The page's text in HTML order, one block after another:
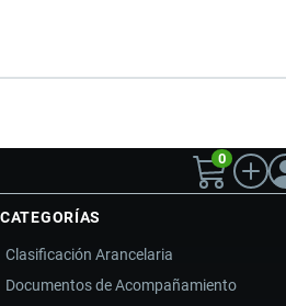
0
CATEGORÍAS
Clasificación Arancelaria
Documentos de Acompañamiento